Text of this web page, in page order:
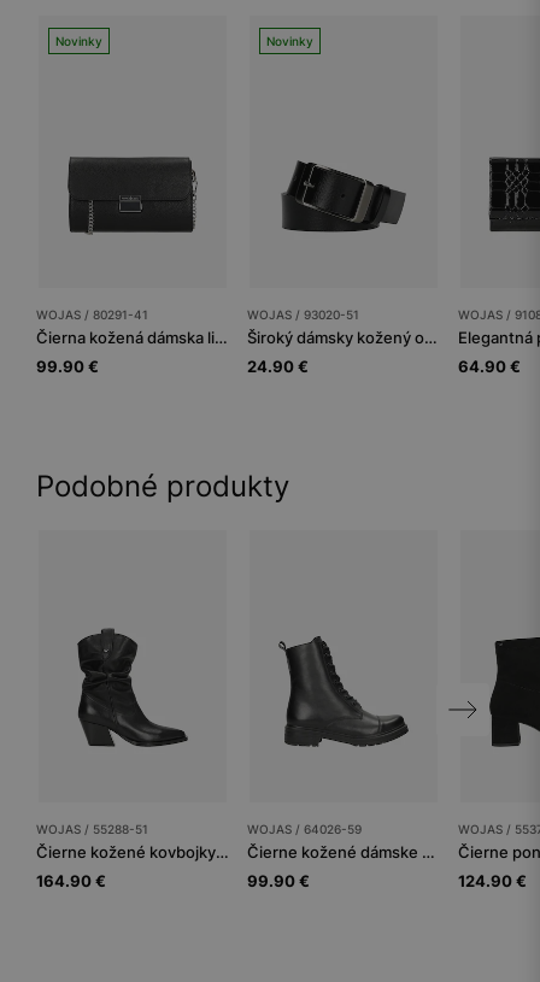
Novinky
WOJAS / 80291-41
Čierna kožená dámska listová kabelka s retiazkou
99.90 €
Novinky
WOJAS / 93020-51
Široký dámsky kožený opasok v minimalistickom dizajne
24.90 €
WOJAS /
64.90 €
Podobné produkty
WOJAS / 55288-51
Čierne kožené kovbojky dámske so zvrásenou sárou
164.90 €
WOJAS / 64026-59
Čierne kožené dámske členkové topánky s zateplením
99.90 €
WOJAS /
124.90 €